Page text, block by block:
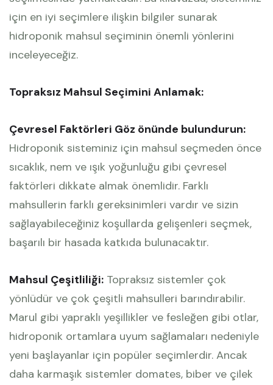
için en iyi seçimlere ilişkin bilgiler sunarak
hidroponik mahsul seçiminin önemli yönlerini
inceleyeceğiz.
Topraksız Mahsul Seçimini Anlamak:
Çevresel Faktörleri Göz önünde bulundurun:
Hidroponik sisteminiz için mahsul seçmeden önce
sıcaklık, nem ve ışık yoğunluğu gibi çevresel
faktörleri dikkate almak önemlidir. Farklı
mahsullerin farklı gereksinimleri vardır ve sizin
sağlayabileceğiniz koşullarda gelişenleri seçmek,
başarılı bir hasada katkıda bulunacaktır.
Mahsul Çeşitliliği: Topraksız sistemler çok
yönlüdür ve çok çeşitli mahsulleri barındırabilir.
Marul gibi yapraklı yeşillikler ve fesleğen gibi otlar,
hidroponik ortamlara uyum sağlamaları nedeniyle
yeni başlayanlar için popüler seçimlerdir. Ancak
daha karmaşık sistemler domates, biber ve çilek